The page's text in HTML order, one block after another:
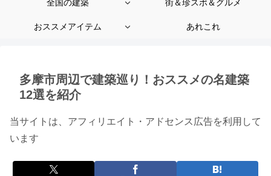
全国の建築 街＆珍スポ＆グルメ
おススメアイテム あれこれ
多摩市周辺で建築巡り！おススメの名建築
12選を紹介
当サイトは、アフィリエイト・アドセンス広告を利用して
います